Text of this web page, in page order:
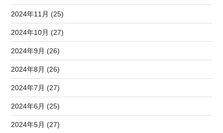
2024年11月 (25)
2024年10月 (27)
2024年9月 (26)
2024年8月 (26)
2024年7月 (27)
2024年6月 (25)
2024年5月 (27)